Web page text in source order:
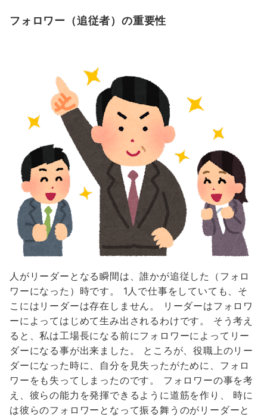
フォロワー（追従者）の重要性
人がリーダーとなる瞬間は、誰かが追従した（フォロ
ワーになった）時です。 1人で仕事をしていても、そ
こにはリーダーは存在しません。 リーダーはフォロワ
ーによってはじめて生み出されるわけです。 そう考え
ると、私は工場長になる前にフォロワーによってリー
ダーになる事が出来ました。 ところが、役職上のリー
ダーになった時に、自分を見失ったがために、フォロ
ワーをも失ってしまったのです。 フォロワーの事を考
え、彼らの能力を発揮できるように道筋を作り、 時に
は彼らのフォロワーとなって振る舞うのがリーダーと